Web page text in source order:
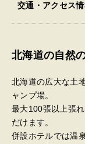
交通・アクセス
北海道の自然
北海道の広大な土
ャンプ場。
最大100張以上張
だけます。
併設ホテルでは温